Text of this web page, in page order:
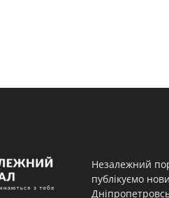
Незалежний
публікуємо